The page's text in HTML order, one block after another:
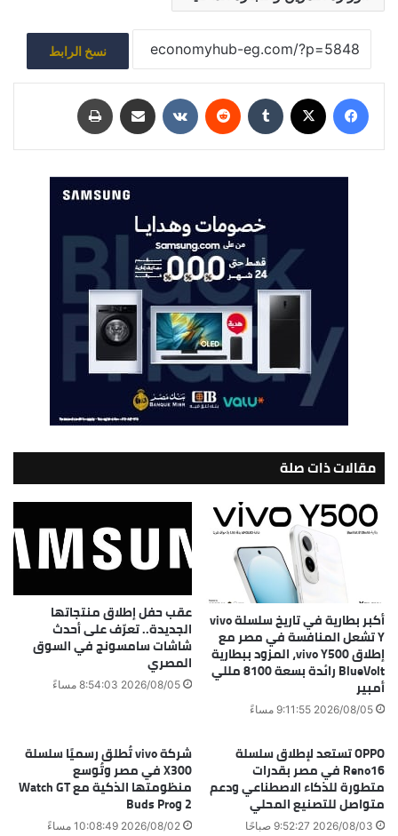
نسخ الرابط
مقالات ذات صلة
أكبر بطارية في تاريخ سلسلة vivo
Y تشعل المنافسة في مصر مع
إطلاق vivo Y500، المزود ببطارية
BlueVolt رائدة بسعة 8100 مللي
أمبير
2026/08/05 9:11:55 مساءً
عقب حفل إطلاق منتجاتها
الجديدة.. تعرّف على أحدث
شاشات سامسونج في السوق
المصري
2026/08/05 8:54:03 مساءً
OPPO تستعد لإطلاق سلسلة
Reno16 في مصر بقدرات
متطورة للذكاء الاصطناعي ودعم
متواصل للتصنيع المحلي
2026/08/03 9:52:27 صباحًا
شركة vivo تُطلق رسميًا سلسلة
X300 في مصر وتُوسع
منظومتها الذكية مع Watch GT
2 وBuds Pro
2026/08/02 10:08:49 مساءً